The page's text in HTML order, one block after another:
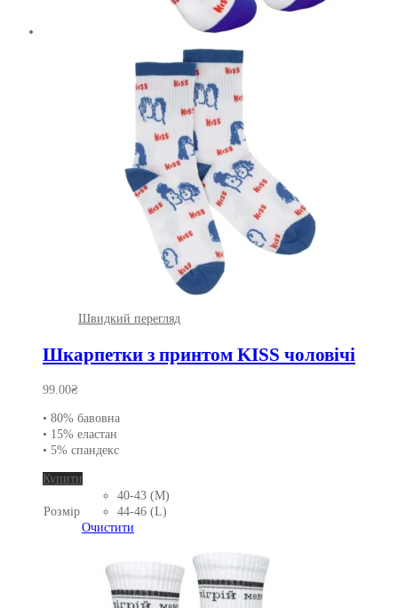
Швидкий перегляд
Шкарпетки з принтом KISS чоловічі
99.00₴
• 80% бавовна
• 15% еластан
• 5% спандекс
Купити
товар
кілька
можна
вибрати
Розмір
40-43 (M)
44-46 (L)
Очистити